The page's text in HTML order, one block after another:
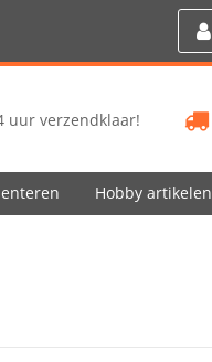
uur verzendklaar!
Hobby artikelen